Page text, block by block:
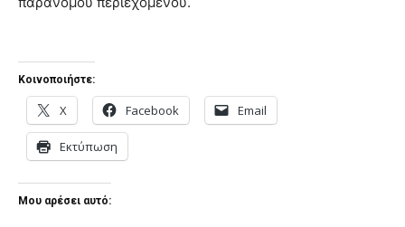
Κοινοποιήστε:
X Facebook Email
Εκτύπωση
Μου αρέσει αυτό: